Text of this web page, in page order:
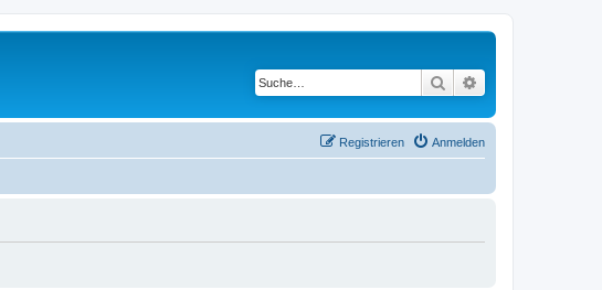
Suche
Anmelden
Registrieren